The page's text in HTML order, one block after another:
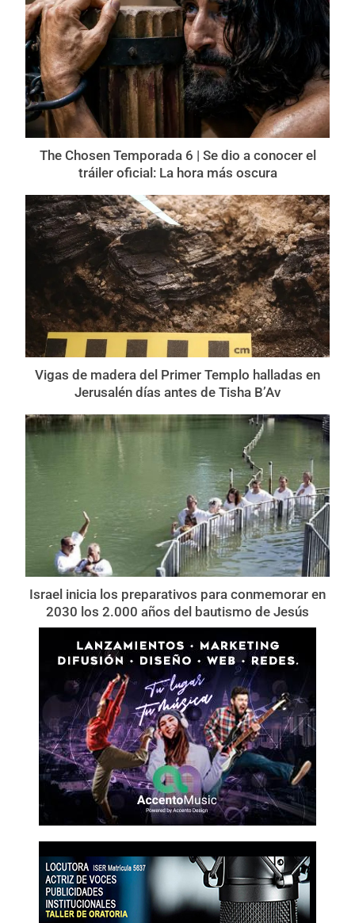
The Chosen Temporada 6 | Se dio a conocer el
tráiler oficial: La hora más oscura
Vigas de madera del Primer Templo halladas en
Jerusalén días antes de Tisha B’Av
Israel inicia los preparativos para conmemorar en
2030 los 2.000 años del bautismo de Jesús